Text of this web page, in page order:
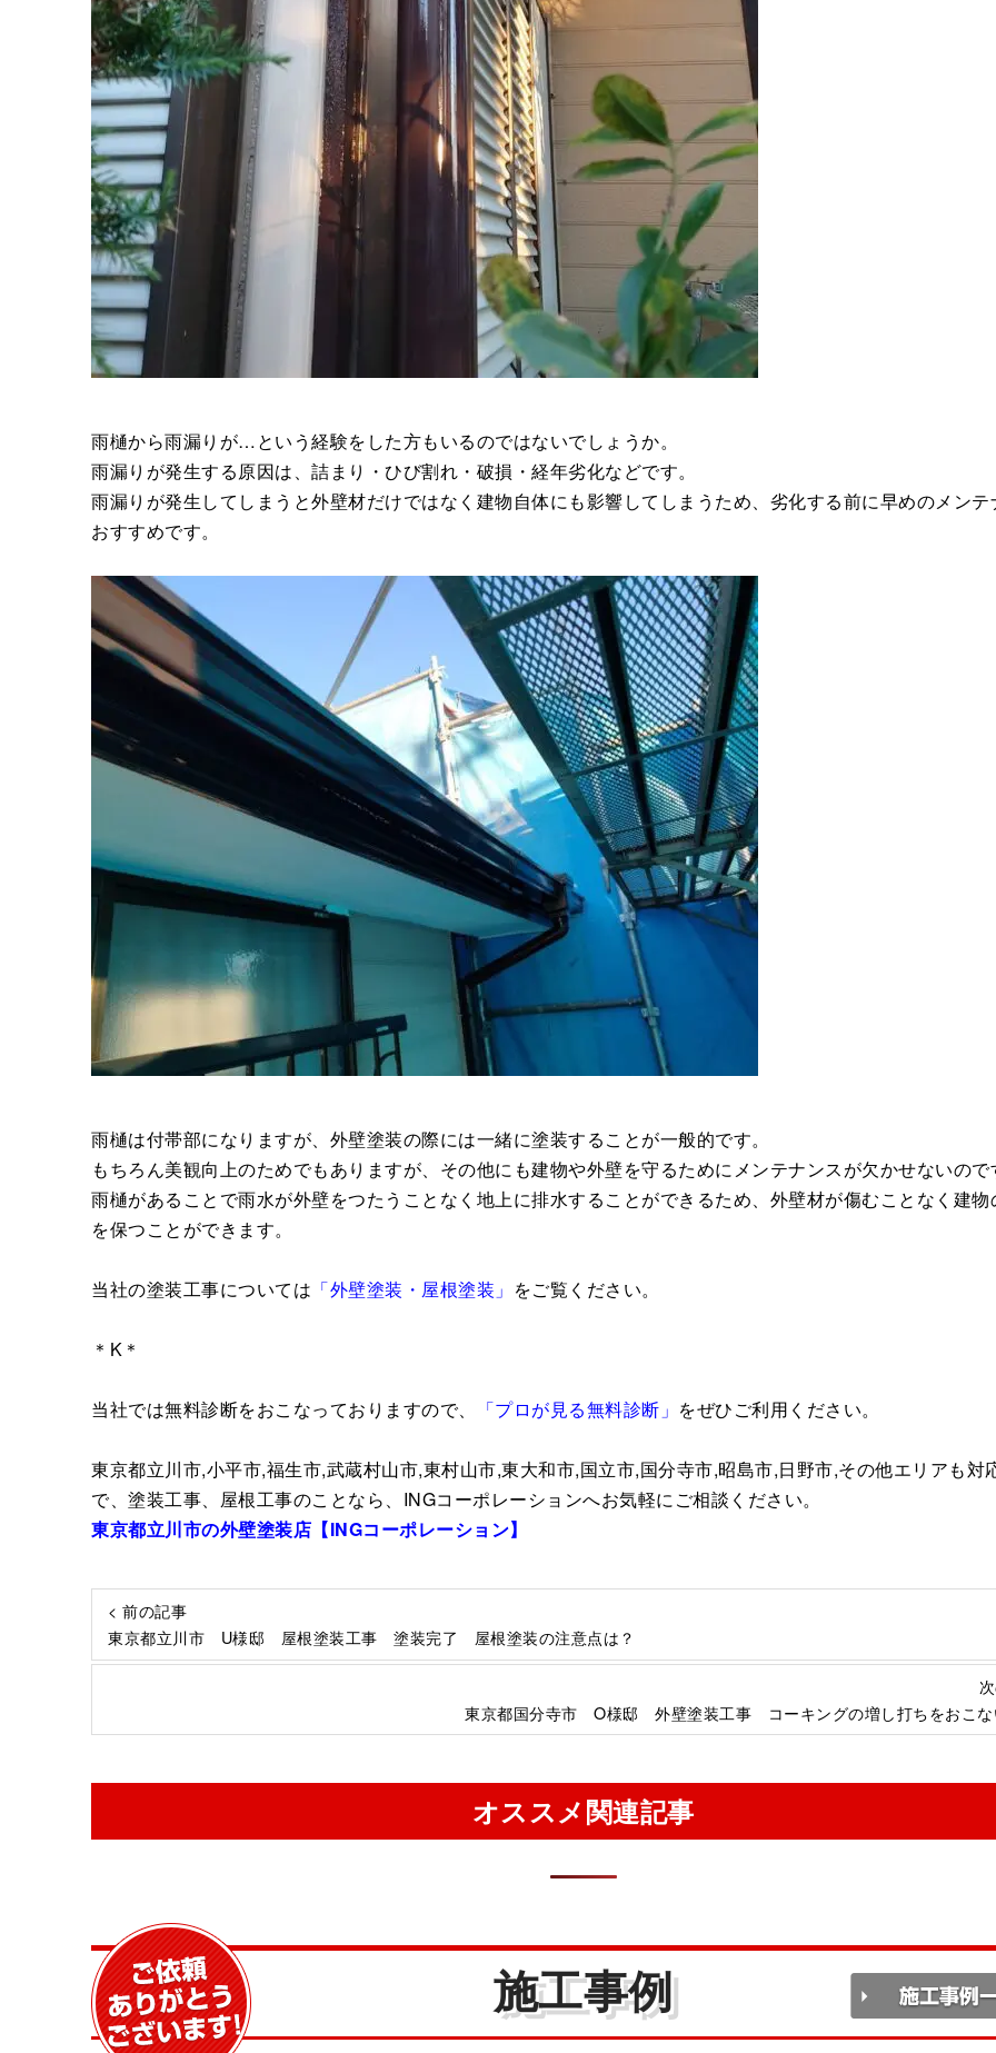
雨樋から雨漏りが…という経験をした方もいるのではないでしょうか。
雨漏りが発生する原因は、詰まり・ひび割れ・破損・経年劣化などです。
雨漏りが発生してしまうと外壁材だけではなく建物自体にも影響してしまうため、劣化する前に早めのメンテ
おすすめです。
雨樋は付帯部になりますが、外壁塗装の際には一緒に塗装することが一般的です。
もちろん美観向上のためでもありますが、その他にも建物や外壁を守るためにメンテナンスが欠かせないので
雨樋があることで雨水が外壁をつたうことなく地上に排水することができるため、外壁材が傷むことなく建物
を保つことができます。
当社の塗装工事については 「外壁塗装・屋根塗装」 をご覧ください。
＊K＊
当社では無料診断をおこなっておりますので、 「プロが見る無料診断」 をぜひご利用ください。
東京都立川市,小平市,福生市,武蔵村山市,東村山市,東大和市,国立市,国分寺市,昭島市,日野市,その他エリアも対
で、塗装工事、屋根工事のことなら、INGコーポレーションへお気軽にご相談ください。
東京都立川市の外壁塗装店【INGコーポレーション】
< 前の記事
東京都立川市 U様邸 屋根塗装工事 塗装完了 屋根塗装の注意点は？
東京都国分寺市 O様邸 外壁塗装工事 コーキングの増し打ちをおこな
オススメ関連記事
施工事例